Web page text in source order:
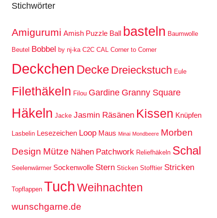
Stichwörter
Amigurumi Amish Puzzle Ball basteln Baumwolle
Beutel Bobbel by nj-ka C2C CAL Corner to Corner
Deckchen Decke Dreieckstuch Eule
Filethäkeln Filou Gardine Granny Square
Häkeln Jacke Jasmin Räsänen Kissen Knüpfen
Lasbelin Lesezeichen Loop Maus Minai Mondbeere Morben
Design Mütze Nähen Patchwork Reliefhäkeln Schal
Seelenwärmer Sockenwolle Stern Sticken Stofftier Stricken
Topflappen TuchWeihnachten
wunschgarne.de